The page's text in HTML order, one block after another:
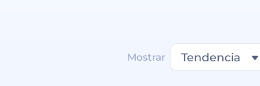
Mostrar Tendencia